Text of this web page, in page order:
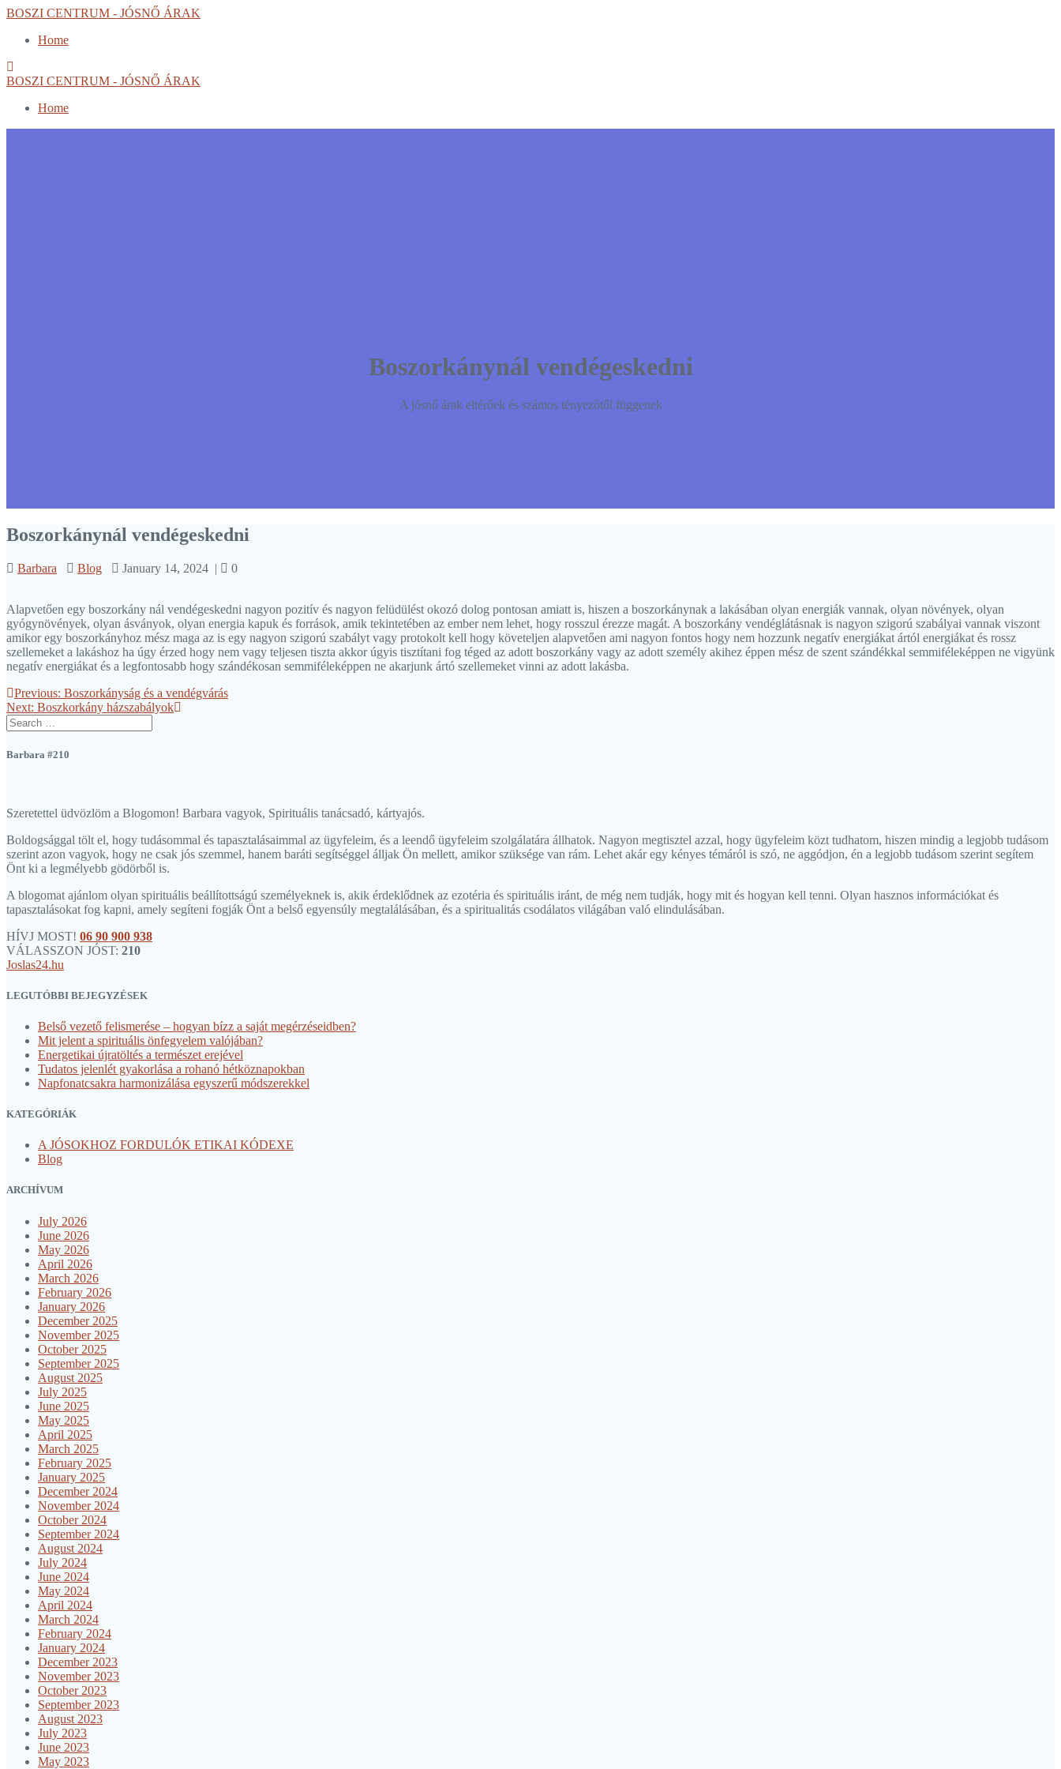
Skip
content
BOSZI CENTRUM - JÓSNŐ ÁRAK
Home
BOSZI CENTRUM - JÓSNŐ ÁRAK
Home
Boszorkánynál vendégeskedni
A jósnő árak eltérőek és számos tényezőtől függenek
Boszorkánynál vendégeskedni
Barbara Blog January 14, 2024 | 0
Alapvetően egy boszorkány nál vendégeskedni nagyon pozitív és nagyon felüdülést okozó dolog pontosan amiatt is, hiszen a boszorkánynak a lakásában olyan energiák vannak, olyan növények, olyan
gyógynövények, olyan ásványok, olyan energia kapuk és források, amik tekintetében az ember nem lehet, hogy rosszul érezze magát. A boszorkány vendéglátásnak is nagyon szigorú szabályai vannak viszont
amikor egy boszorkányhoz mész maga az is egy nagyon szigorú szabályt vagy protokolt kell hogy követeljen alapvetően ami nagyon fontos hogy nem hozzunk negatív energiákat ártól energiákat és rossz
szellemeket a lakáshoz ha úgy érzed hogy nem vagy teljesen tiszta akkor úgyis tisztítani fog téged az adott boszorkány vagy az adott személy akihez éppen mész de szent szándékkal semmiféleképpen ne vigyünk
negatív energiákat és a legfontosabb hogy szándékosan semmiféleképpen ne akarjunk ártó szellemeket vinni az adott lakásba.
Post
navigation
Previous: Previous
post:
Boszorkányság és a vendégvárás
Next: Next
post:
Boszkorkány házszabályok
Search
for:
Barbara #210
Szeretettel üdvözlöm a Blogomon! Barbara vagyok, Spirituális tanácsadó, kártyajós.
Boldogsággal tölt el, hogy tudásommal és tapasztalásaimmal az ügyfeleim, és a leendő ügyfeleim szolgálatára állhatok. Nagyon megtisztel azzal, hogy ügyfeleim közt tudhatom, hiszen mindig a legjobb tudásom
szerint azon vagyok, hogy ne csak jós szemmel, hanem baráti segítséggel álljak Ön mellett, amikor szüksége van rám. Lehet akár egy kényes témáról is szó, ne aggódjon, én a legjobb tudásom szerint segítem
Önt ki a legmélyebb gödörből is.
A blogomat ajánlom olyan spirituális beállítottságú személyeknek is, akik érdeklődnek az ezotéria és spirituális iránt, de még nem tudják, hogy mit és hogyan kell tenni. Olyan hasznos információkat és
tapasztalásokat fog kapni, amely segíteni fogják Önt a belső egyensúly megtalálásában, és a spiritualitás csodálatos világában való elindulásában.
HÍVJ MOST! 06 90 900 938
VÁLASSZON JÓST: 210
Joslas24.hu
LEGUTÓBBI BEJEGYZÉSEK
Belső vezető felismerése – hogyan bízz a saját megérzéseidben?
Mit jelent a spirituális önfegyelem valójában?
Energetikai újratöltés a természet erejével
Tudatos jelenlét gyakorlása a rohanó hétköznapokban
Napfonatcsakra harmonizálása egyszerű módszerekkel
KATEGÓRIÁK
A JÓSOKHOZ FORDULÓK ETIKAI KÓDEXE
Blog
ARCHÍVUM
July 2026
June 2026
May 2026
April 2026
March 2026
February 2026
January 2026
December 2025
November 2025
October 2025
September 2025
August 2025
July 2025
June 2025
May 2025
April 2025
March 2025
February 2025
January 2025
December 2024
November 2024
October 2024
September 2024
August 2024
July 2024
June 2024
May 2024
April 2024
March 2024
February 2024
January 2024
December 2023
November 2023
October 2023
September 2023
August 2023
July 2023
June 2023
May 2023